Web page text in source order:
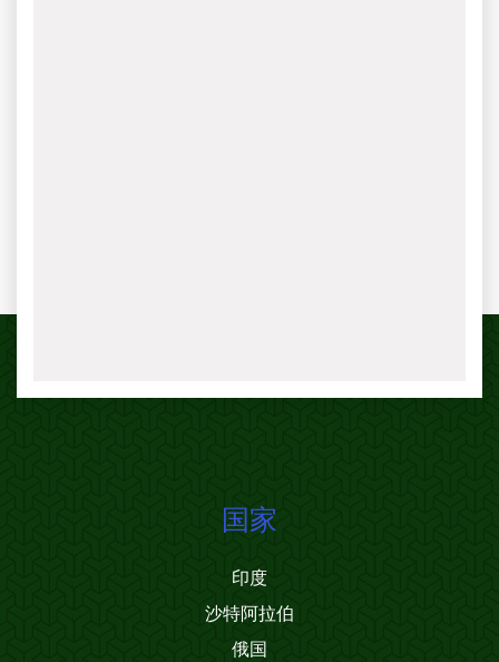
国家
印度
沙特阿拉伯
俄国